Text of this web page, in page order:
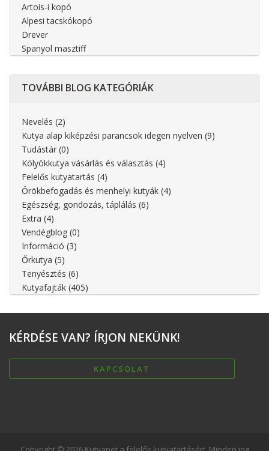
Artois-i kopó
Alpesi tacskókopó
Drever
Spanyol masztiff
TOVÁBBI BLOG KATEGÓRIÁK
Nevelés (2)
Kutya alap kiképzési parancsok idegen nyelven (9)
Tudástár (0)
Kölyökkutya vásárlás és választás (4)
Felelős kutyatartás (4)
Örökbefogadás és menhelyi kutyák (4)
Egészség, gondozás, táplálás (6)
Extra (4)
Vendégblog (0)
Információ (3)
Őrkutya (5)
Tenyésztés (6)
Kutyafajták (405)
KÉRDÉSE VAN? ÍRJON NEKÜNK!
KAPCSOLAT